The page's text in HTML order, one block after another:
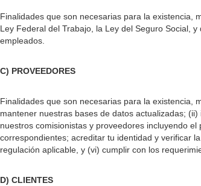
Finalidades que son necesarias para la existencia,
Ley Federal del Trabajo, la Ley del Seguro Social,
empleados.
C) PROVEEDORES
Finalidades que son necesarias para la existencia,
mantener nuestras bases de datos actualizadas;
nuestros comisionistas y proveedores incluyendo
correspondientes; acreditar tu identidad y verificar
regulación aplicable, y (vi) cumplir con los
D) CLIENTES